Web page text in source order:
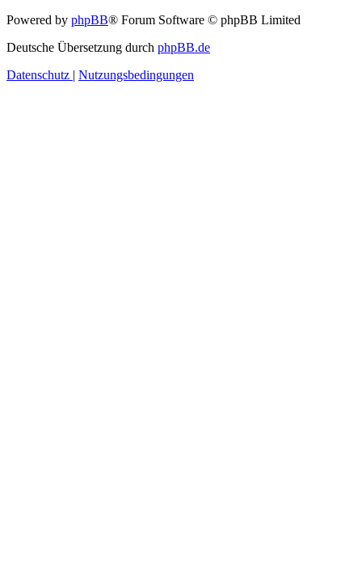
Powered by phpBB® Forum Software © phpBB Limited
Deutsche Übersetzung durch phpBB.de
Datenschutz | Nutzungsbedingungen